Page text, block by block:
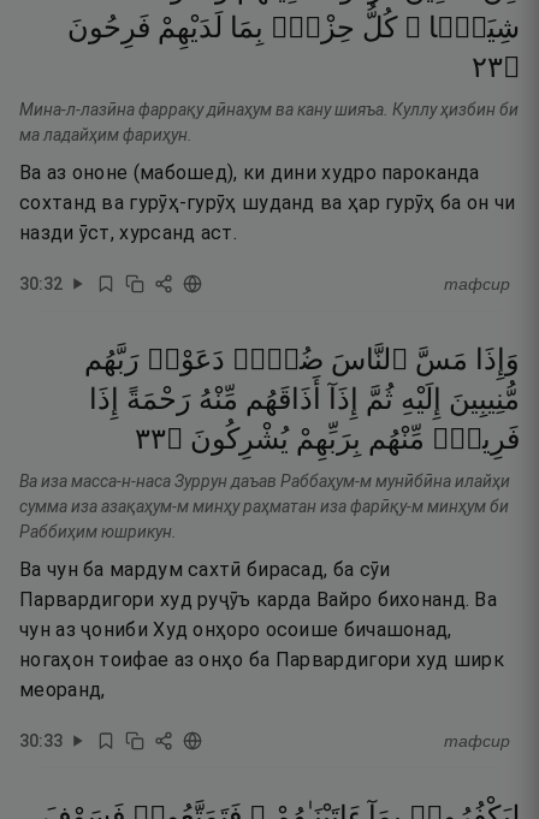
شِيَعًۭا ۖ كُلُّ حِزْبٍۭ بِمَا لَدَيْهِمْ فَرِحُونَ
۝٣٢
Мина-л-лазӣна фаррақу дӣнаҳум ва кану шияъа. Куллу ҳизбин би
ма ладайҳим фариҳун.
Ва аз ононе (мабошед), ки дини худро пароканда
сохтанд ва гурӯҳ-гурӯҳ шуданд ва ҳар гурӯҳ ба он чи
назди ӯст, хурсанд аст.
30:32 тафсир
وَإِذَا مَسَّ ٱلنَّاسَ ضُرٌّۭ دَعَوْا۟ رَبَّهُم
مُّنِيبِينَ
إِلَيْهِ ثُمَّ إِذَآ أَذَاقَهُم مِّنْهُ رَحْمَةً إِذَا
فَرِيقٌۭ مِّنْهُم بِرَبِّهِمْ يُشْرِكُونَ ۝٣٣
Ва иза масса-н-наса Зуррун даъав Раббаҳум-м мунӣбӣна илайҳи
сумма иза азақаҳум-м минҳу раҳматан иза фарӣқу-м минҳум би
Раббиҳим юшрикун.
Ва чун ба мардум сахтӣ бирасад, ба сӯи
Парвардигори худ руҷӯъ карда Вайро бихонанд. Ва
чун аз ҷониби Худ онҳоро осоише бичашонад,
ногаҳон тоифае аз онҳо ба Парвардигори худ ширк
меоранд,
30:33 тафсир